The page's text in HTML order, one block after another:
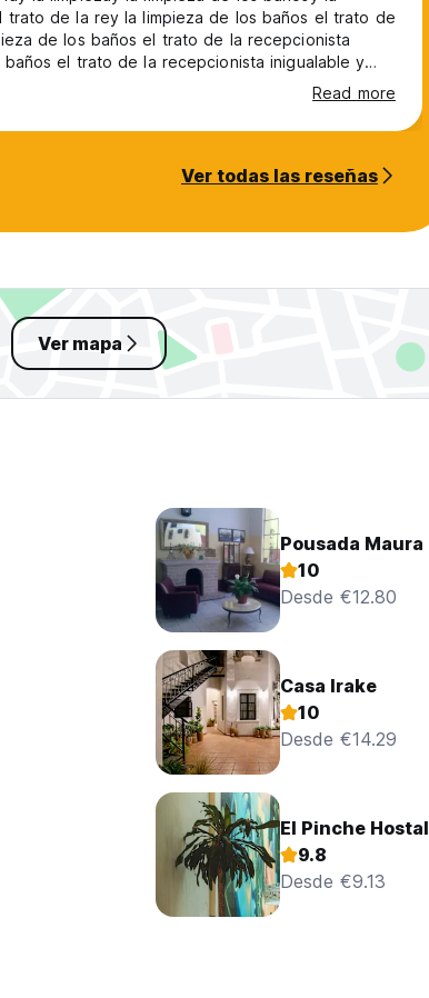
trato de la rey la limpieza de los baños el trato de
de los baños el trato de la recepcionista
el trato de la recepcionista inigualable y
muy bonitay una terraza muy bonita donde
bonita donde se puede apreciary una terraza
apreciar el atardecer
Read more
Ver todas las reseñas
Ver mapa
Pousada Maura
10
Desde €12.80
Casa Irake
10
Desde €14.29
El Pinche Hostal
9.8
Desde €9.13